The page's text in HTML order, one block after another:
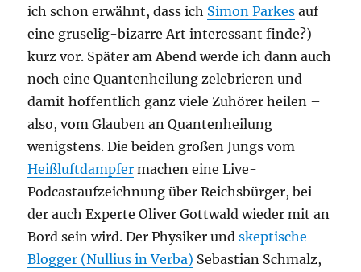
ich schon erwähnt, dass ich Simon Parkes auf
eine gruselig-bizarre Art interessant finde?)
kurz vor. Später am Abend werde ich dann auch
noch eine Quantenheilung zelebrieren und
damit hoffentlich ganz viele Zuhörer heilen –
also, vom Glauben an Quantenheilung
wenigstens. Die beiden großen Jungs vom
Heißluftdampfer machen eine Live-
Podcastaufzeichnung über Reichsbürger, bei
der auch Experte Oliver Gottwald wieder mit an
Bord sein wird. Der Physiker undskeptische
Blogger (Nullius in Verba) Sebastian Schmalz,